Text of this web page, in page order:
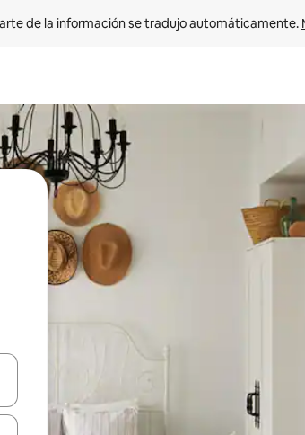
de la información se tradujo automáticamente.
las teclas de flecha hacia arriba y hacia abajo o